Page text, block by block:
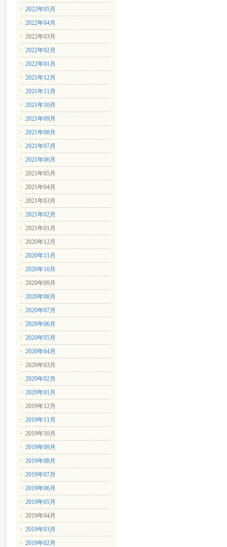
2022年05月
2022年04月
2022年03月
2022年02月
2022年01月
2021年12月
2021年11月
2021年10月
2021年09月
2021年08月
2021年07月
2021年06月
2021年05月
2021年04月
2021年03月
2021年02月
2021年01月
2020年12月
2020年11月
2020年10月
2020年09月
2020年08月
2020年07月
2020年06月
2020年05月
2020年04月
2020年03月
2020年02月
2020年01月
2019年12月
2019年11月
2019年10月
2019年09月
2019年08月
2019年07月
2019年06月
2019年05月
2019年04月
2019年03月
2019年02月